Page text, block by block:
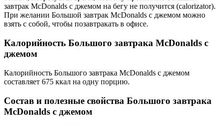
завтрак McDonalds с джемом на бегу не получится (calorizator).
При желании Большой завтрак McDonalds с джемом можно
взять с собой, чтобы позавтракать в офисе.
Калорийность Большого завтрака McDonalds с
джемом
Калорийность Большого завтрака McDonalds с джемом
составляет 675 ккал на одну порцию.
Состав и полезные свойства Большого завтрака
McDonalds с джемом